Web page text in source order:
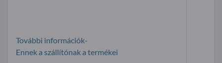
További információk-
Ennek a szállítónak a termékei